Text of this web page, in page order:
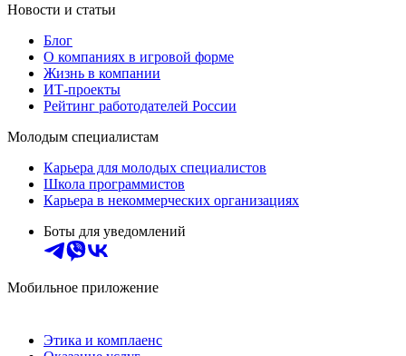
Новости и статьи
Блог
О компаниях в игровой форме
Жизнь в компании
ИТ-проекты
Рейтинг работодателей России
Молодым специалистам
Карьера для молодых специалистов
Школа программистов
Карьера в некоммерческих организациях
Боты для уведомлений
Мобильное приложение
Этика и комплаенс